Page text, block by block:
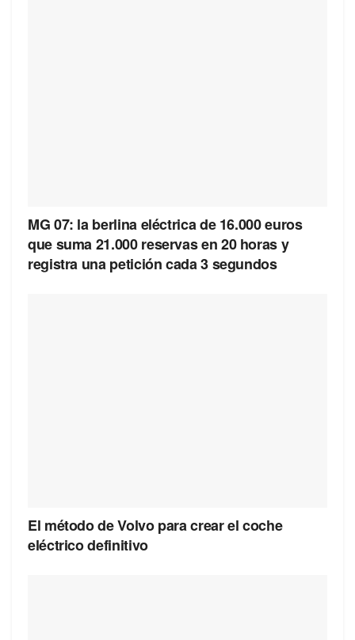
MG 07: la berlina eléctrica de 16.000 euros
que suma 21.000 reservas en 20 horas y
registra una petición cada 3 segundos
El método de Volvo para crear el coche
eléctrico definitivo